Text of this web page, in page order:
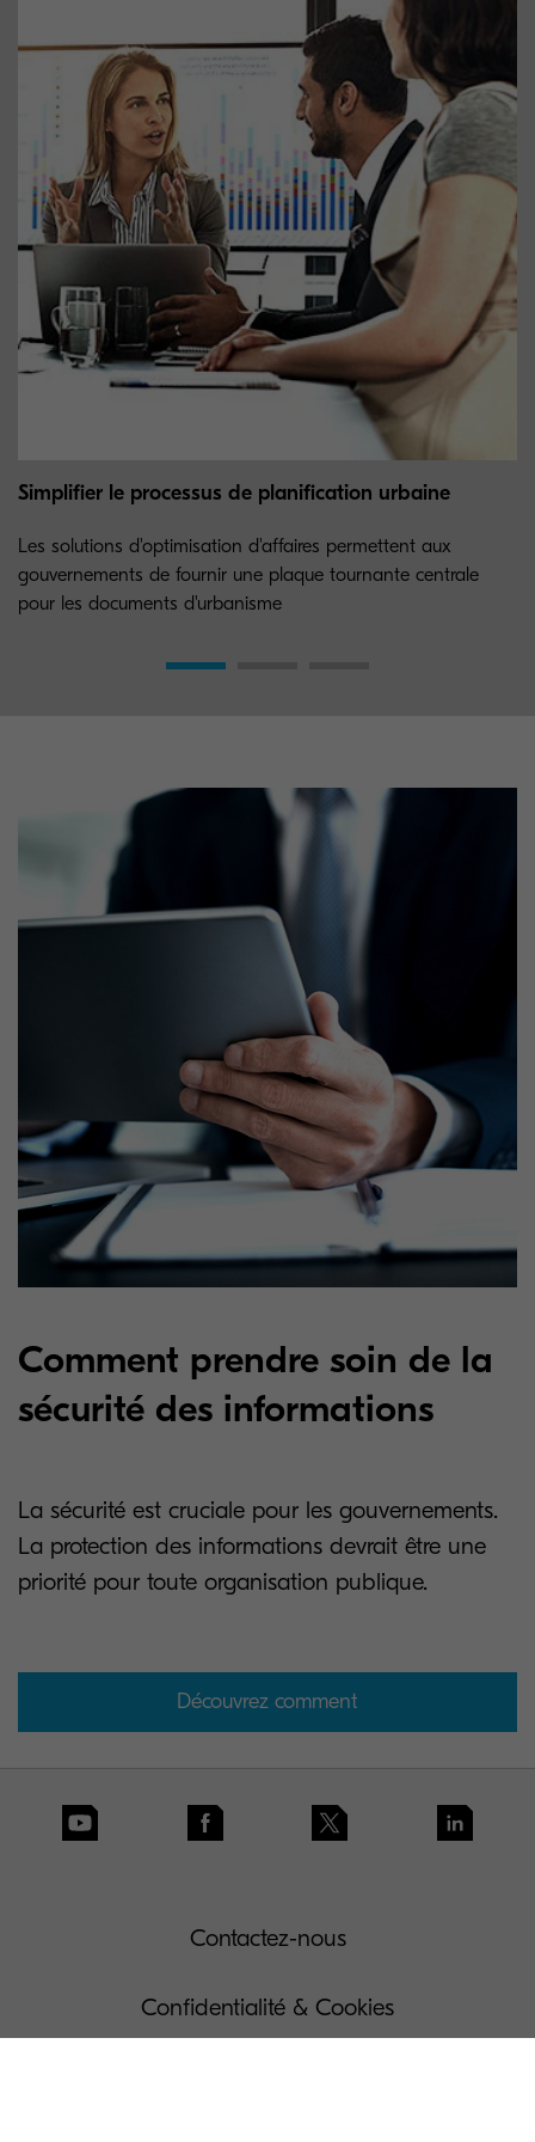
Simplifier le processus de planification urbaine
Les solutions d'optimisation d'affaires permettent aux
gouvernements de fournir une plaque tournante centrale
pour les documents d'urbanisme
Comment prendre soin de la
sécurité des informations
La sécurité est cruciale pour les gouvernements.
La protection des informations devrait être une
priorité pour toute organisation publique.
Découvrez comment
Contactez-nous
Confidentialité & Cookies